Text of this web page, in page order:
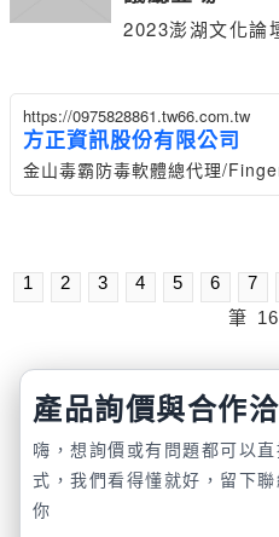
2023澎湖文化論
https://0975828861.tw66.com.tw
方正資訊股份有限公司
金山毒霸防毒軟體總代理/
1 2 3 4 5 6 7
筆 16
產品詢價與合作
嗨，想詢價或有問題都可以
式，我們看得懂就好，留下
你